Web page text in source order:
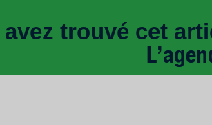
avez trouvé cet